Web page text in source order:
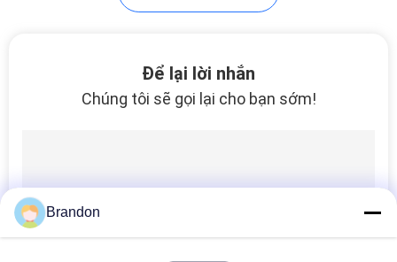
Cuộn dây van điện
Để lại lời nhắn
Chúng tôi sẽ gọi lại cho bạn sớm!
Brandon